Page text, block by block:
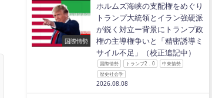
国際情勢
ホルムズ海峡の支配権をめぐり
トランプ大統領とイラン強硬派
が鋭く対立ー背景にトランプ政
権の主導権争いと「精密誘導ミ
サイル不足」（校正追記中）
国際情勢 トランプ2．0
中東情勢
歴史社会学
2026.08.08